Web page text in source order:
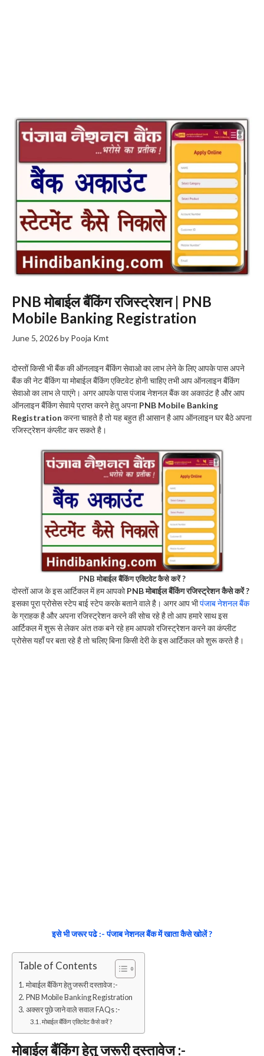
PNB मोबाईल बैंकिंग रजिस्ट्रेशन | PNB
Mobile Banking Registration
June 5, 2026by Pooja Kmt
दोस्तों किसी भी बैंक की ऑनलाइन बैंकिंग सेवाओ का लाभ लेने के लिए आपके पास अपने
बैंक की नेट बैंकिंग या मोबाईल बैंकिंग एक्टिवेट होनी चाहिए तभी आप ऑनलाइन बैंकिंग
सेवाओ का लाभ ले पाएंगे। अगर आपके पास पंजाब नेशनल बैंक का अकाउंट है और आप
ऑनलाइन बैंकिंग सेवाये प्राप्त करने हेतु अपनाPNB Mobile Banking
Registration करना चाहते है तो यह बहुत ही आसान है आप ऑनलाइन घर बैठे अपना
रजिस्ट्रेशन कंप्लीट कर सकते है।
PNB मोबाईल बैंकिंग एक्टिवेट कैसे करें ?
दोस्तों आज के इस आर्टिकल में हम आपकोPNB मोबाईल बैंकिंग रजिस्ट्रेशन कैसे करें ?
इसका पूरा प्रोसेस स्टेप बाई स्टेप करके बताने वाले है। अगर आप भीपंजाब नेशनल बैंक
के ग्राहक है और अपना रजिस्ट्रेशन करने की सोच रहे है तो आप हमारे साथ इस
आर्टिकल में शुरू से लेकर अंत तक बने रहे हम आपको रजिस्ट्रेशन करने का कंप्लीट
प्रोसेस यहाँ पर बता रहे है तो चलिए बिना किसी देरी के इस आर्टिकल को शुरू करते है।
इसे भी जरूर पढे :- पंजाब नेशनल बैंक में खाता कैसे खोलें ?
Table of Contents
मोबाईल बैंकिंग हेतु जरूरी दस्तावेज :-
PNB Mobile Banking Registration
अक्सर पूछे जाने वाले सवाल FAQs :-
मोबाईल बैंकिंग एक्टिवेट कैसे करें ?
मोबाईल बैंकिंग हेतु जरूरी दस्तावेज :-